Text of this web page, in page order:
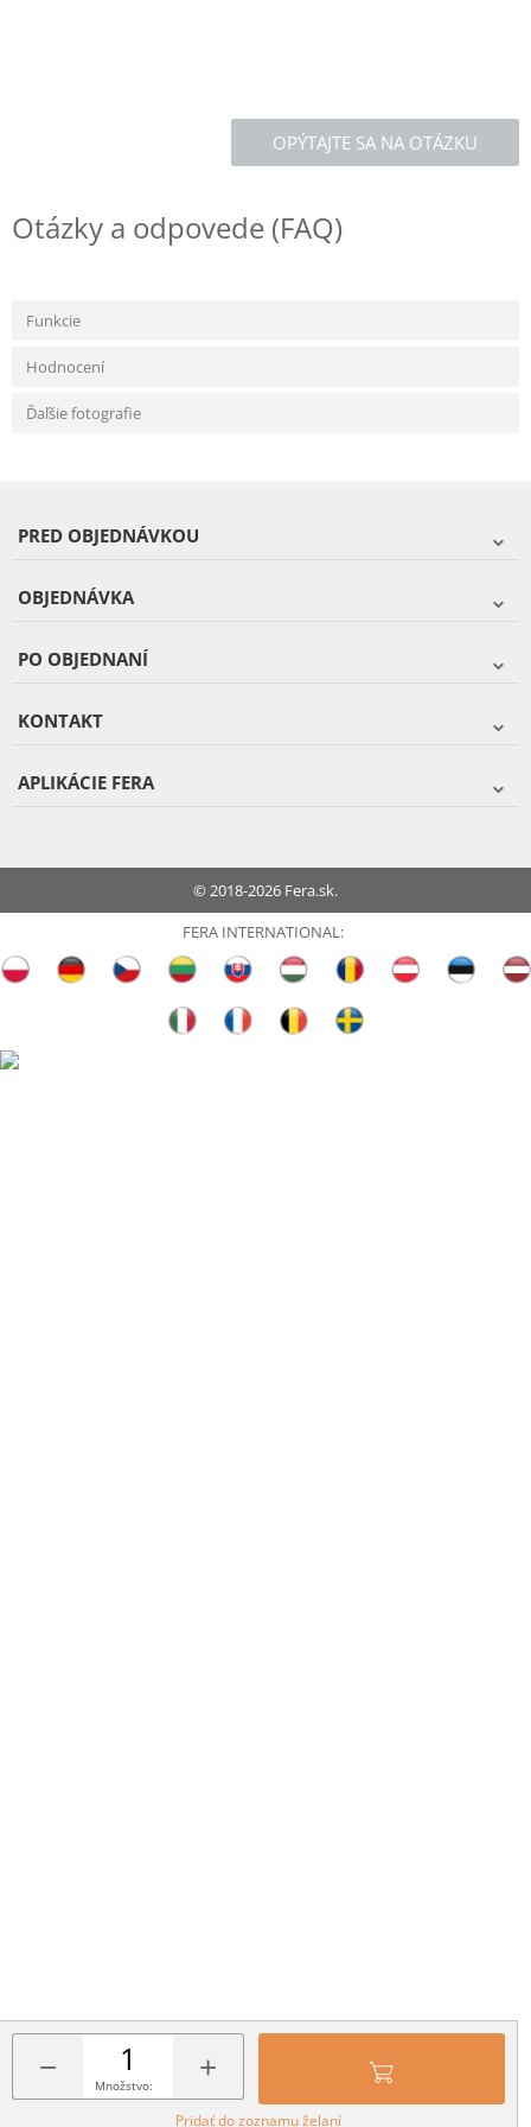
− +
Množstvo:
Pridať do zoznamu želaní
OPÝTAJTE SA NA OTÁZKU
Otázky a odpovede (FAQ)
Funkcie
Hodnocení
Ďaľšie fotografie
PRED OBJEDNÁVKOU
OBJEDNÁVKA
PO OBJEDNANÍ
KONTAKT
APLIKÁCIE FERA
© 2018-2026 Fera.sk.
FERA INTERNATIONAL: